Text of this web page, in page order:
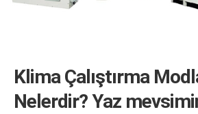
Klima Çalıştırma
Nelerdir? Yaz